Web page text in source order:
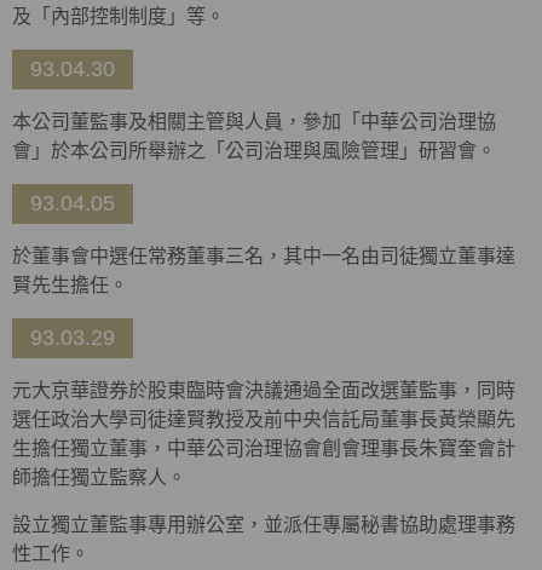
及「內部控制制度」等。
93.04.30
本公司董監事及相關主管與人員，參加「中華公司治理協
會」於本公司所舉辦之「公司治理與風險管理」研習會。
93.04.05
於董事會中選任常務董事三名，其中一名由司徒獨立董事達
賢先生擔任。
93.03.29
元大京華證券於股東臨時會決議通過全面改選董監事，同時
選任政治大學司徒達賢教授及前中央信託局董事長黃榮顯先
生擔任獨立董事，中華公司治理協會創會理事長朱寶奎會計
師擔任獨立監察人。
設立獨立董監事專用辦公室，並派任專屬秘書協助處理事務
性工作。